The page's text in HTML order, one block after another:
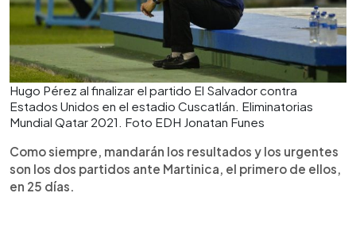
Hugo Pérez al finalizar el partido El Salvador contra
Estados Unidos en el estadio Cuscatlán. Eliminatorias
Mundial Qatar 2021. Foto EDH Jonatan Funes
Como siempre, mandarán los resultados y los urgentes
son los dos partidos ante Martinica, el primero de ellos,
en 25 días.